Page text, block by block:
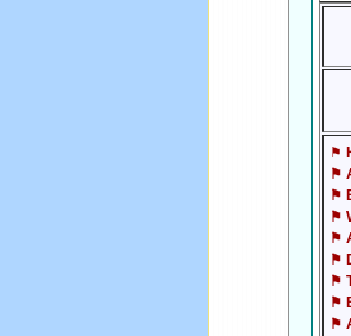
⚑
⚑
⚑
⚑
⚑
⚑
⚑
⚑
⚑